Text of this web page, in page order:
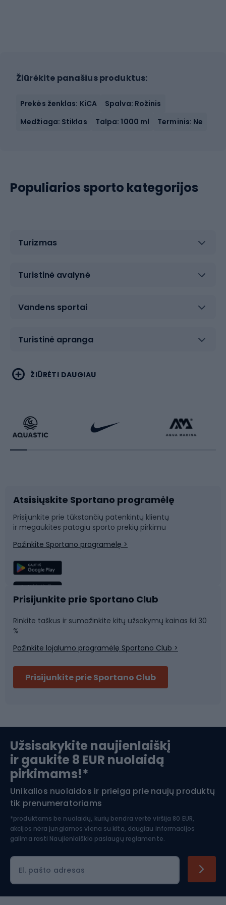
Žiūrėkite panašius produktus:
Prekės ženklas: KiCA
Spalva: Rožinis
Medžiaga: Stiklas
Talpa: 1000 ml Terminis: Ne
Populiarios sporto kategorijos
Turizmas
Turistinė avalynė
Vandens sportai
Turistinė apranga
Bėgimas
Dviratininkų apranga
Dviračių dalys
Laipiojimas
Žvejyba
Sportinė medicina
Koviniai sportai
Rakečių sportas
Rogutės ir čiuožynės
Snieglenčių sportas
Plaukimas
Komandinis sportas
Slidinėjimas
Apranga žiemos sportui
Šiaurietiškas ėjimas
ŽIŪRĖTI DAUGIAU
Atsisiųskite Sportano programėlę
Prisijunkite prie tūkstančių patenkintų klientų
ir mėgaukitės patogiu sporto prekių pirkimu
Pažinkite Sportano programėlę >
Prisijunkite prie Sportano Club
Rinkite taškus ir sumažinkite kitų užsakymų kainas iki 30
%
Pažinkite lojalumo programėlę Sportano Club >
Prisijunkite prie Sportano Club
Užsisakykite naujienlaiškį
ir gaukite 8 EUR nuolaidą
pirkimams!*
Unikalios nuolaidos ir prieiga prie naujų produktų
tik prenumeratoriams
*produktams be nuolaidų, kurių bendra vertė viršija 80 EUR,
akcijos nėra jungiamos viena su kita, daugiau informacijos
galima rasti Naujienlaiškio paslaugų reglamente.
El. pašto adresas